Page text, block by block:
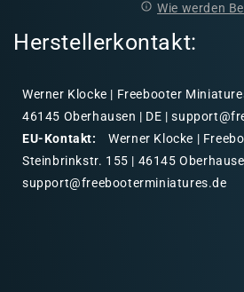
Wie werden
Herstellerkontakt:
Werner Klocke | Freebooter
46145 Oberhausen | DE |
EU-Kontakt:
Werner Klocke |
Steinbrinkstr. 155 | 46145
support@freebooterminiatures.de